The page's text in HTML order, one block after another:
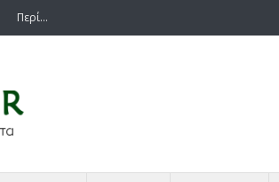
Περί…